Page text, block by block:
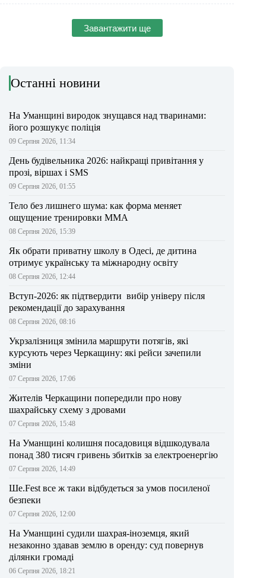
Завантажити ще
Останні новини
На Уманщині виродок знущався над тваринами:
його розшукує поліція
09 Серпня 2026, 11:34
День будівельника 2026: найкращі привітання у
прозі, віршах і SMS
09 Серпня 2026, 01:55
Тело без лишнего шума: как форма меняет
ощущение тренировки ММА
08 Серпня 2026, 15:39
Як обрати приватну школу в Одесі, де дитина
отримує українську та міжнародну освіту
08 Серпня 2026, 12:44
Вступ-2026: як підтвердити вибір універу після
рекомендації до зарахування
08 Серпня 2026, 08:16
Укрзалізниця змінила маршрути потягів, які
курсують через Черкащину: які рейси зачепили
зміни
07 Серпня 2026, 17:06
Жителів Черкащини попередили про нову
шахрайську схему з дровами
07 Серпня 2026, 15:48
На Уманщині колишня посадовиця відшкодувала
понад 380 тисяч гривень збитків за електроенергію
07 Серпня 2026, 14:49
Ше.Fest все ж таки відбудеться за умов посиленої
безпеки
07 Серпня 2026, 12:00
На Уманщині судили шахрая-іноземця, який
незаконно здавав землю в оренду: суд повернув
ділянки громаді
06 Серпня 2026, 18:21